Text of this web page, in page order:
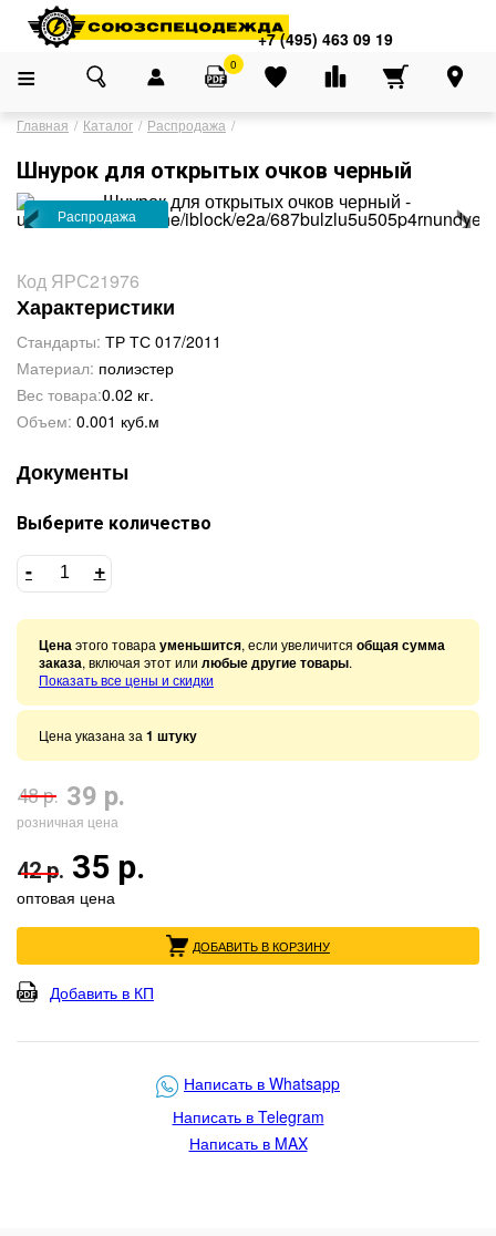
Адреса магазинов
+7 (495) 463 09 19
+7 (495) 463 09 19
0
Главная Каталог Распродажа
Шнурок для открытых очков черный
Распродажа ›
‹
Код ЯРС21976
Характеристики
Стандарты: ТР ТС 017/2011
Материал: полиэстер
Вес товара:0.02 кг.
Объем: 0.001 куб.м
Документы
Выберите количество
- +
Ценаэтого товара уменьшится, если увеличится общая сумма
заказа, включая этот или любые другие товары.
Показать все цены и скидки
Цена указана за 1 штуку
48 р. 39 р.
розничная цена
42 р. 35 р.
оптовая цена
ДОБАВИТЬ В КОРЗИНУ
Добавить в КП
Написать в Whatsapp
Написать в Telegram
Написать в MAX